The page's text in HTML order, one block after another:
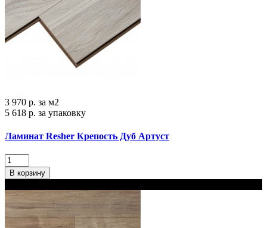
3 970 р. за м2
5 618 р. за упаковку
Ламинат Resher Крепость Дуб Артуст
В корзину